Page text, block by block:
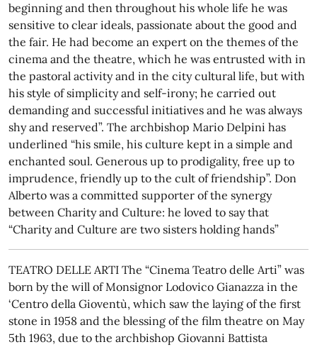
beginning and then throughout his whole life he was
sensitive to clear ideals, passionate about the good and
the fair. He had become an expert on the themes of the
cinema and the theatre, which he was entrusted with in
the pastoral activity and in the city cultural life, but with
his style of simplicity and self-irony; he carried out
demanding and successful initiatives and he was always
shy and reserved”. The archbishop Mario Delpini has
underlined “his smile, his culture kept in a simple and
enchanted soul. Generous up to prodigality, free up to
imprudence, friendly up to the cult of friendship”. Don
Alberto was a committed supporter of the synergy
between Charity and Culture: he loved to say that
“Charity and Culture are two sisters holding hands”
TEATRO DELLE ARTI The “Cinema Teatro delle Arti” was
born by the will of Monsignor Lodovico Gianazza in the
‘Centro della Gioventù, which saw the laying of the first
stone in 1958 and the blessing of the film theatre on May
5th 1963, due to the archbishop Giovanni Battista